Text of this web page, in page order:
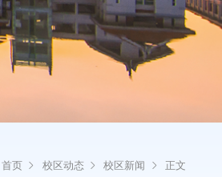
首页 校区动态 校区新闻 正文